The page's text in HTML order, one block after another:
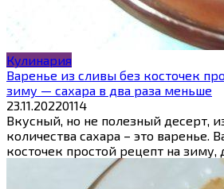
Кулинария
Варенье из сливы без косточек
зиму — сахара в два раза меньше
23.11.20220114
Вкусный, но не полезный десерт,
количества сахара – это варенье.
косточек простой рецепт на